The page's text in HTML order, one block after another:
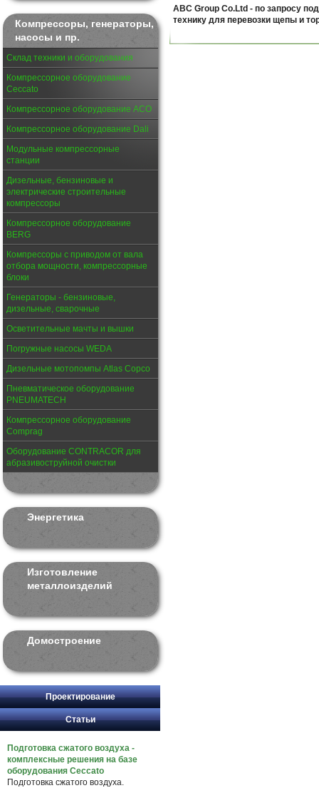
Компрессоры, генераторы,
насосы и пр.
Склад техники и оборудования
Компрессорное оборудование
Ceccato
Компрессорное оборудование АСО
Компрессорное оборудование Dali
Модульные компрессорные
станции
Дизельные, бензиновые и
электрические строительные
компрессоры
Компрессорное оборудование
BERG
Компрессоры с приводом от вала
отбора мощности, компрессорные
блоки
Генераторы - бензиновые,
дизельные, сварочные
Осветительные мачты и вышки
Погружные насосы WEDA
Дизельные мотопомпы Atlas Copco
Пневматическое оборудование
PNEUMATECH
Компрессорное оборудование
Comprag
Оборудование CONTRACOR для
абразивоструйной очистки
Энергетика
Изготовление
металлоизделий
Домостроение
Проектирование
Статьи
Подготовка сжатого воздуха -
комплексные решения на базе
оборудования Ceccato
Подготовка сжатого воздуха.
ABC Group Co.Ltd - по запросу
технику для перевозки щепы и